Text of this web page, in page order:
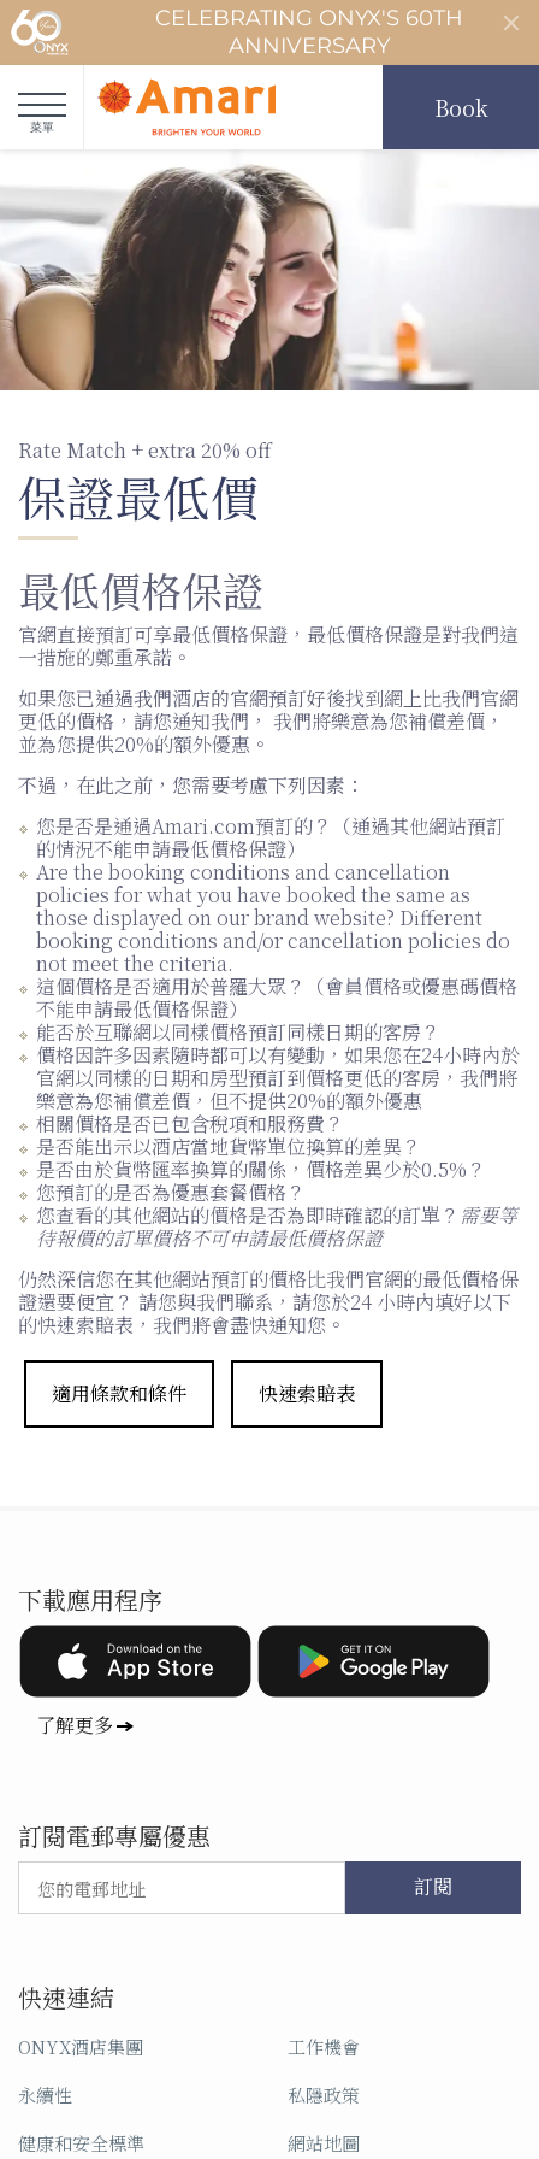
CELEBRATING ONYX'S 60TH
ANNIVERSARY
菜單
Book
Rate Match + extra 20% off
保證最低價
最低價格保證
官網直接預訂可享最低價格保證，最低價格保證是對我們這
一措施的鄭重承諾。
如果您已通過我們酒店的官網預訂好後找到網上比我們官網
更低的價格，請您通知我們， 我們將樂意為您補償差價，
並為您提供20%的額外優惠。
不過，在此之前，您需要考慮下列因素：
您是否是通過Amari.com預訂的？（通過其他網站預訂
的情況不能申請最低價格保證）
Are the booking conditions and cancellation
policies for what you have booked the same as
those displayed on our brand website? Different
booking conditions and/or cancellation policies do
not meet the criteria.
這個價格是否適用於普羅大眾？（會員價格或優惠碼價格
不能申請最低價格保證）
能否於互聯網以同樣價格預訂同樣日期的客房？
價格因許多因素隨時都可以有變動，如果您在24小時內於
官網以同樣的日期和房型預訂到價格更低的客房，我們將
樂意為您補償差價，但不提供20%的額外優惠
相關價格是否已包含稅項和服務費？
是否能出示以酒店當地貨幣單位換算的差異？
是否由於貨幣匯率換算的關係，價格差異少於0.5%？
您預訂的是否為優惠套餐價格？
您查看的其他網站的價格是否為即時確認的訂單？ 需要等
待報價的訂單價格不可申請最低價格保證
仍然深信您在其他網站預訂的價格比我們官網的最低價格保
證還要便宜？ 請您與我們聯系，請您於24 小時內填好以下
的快速索賠表，我們將會盡快通知您。
適用條款和條件 快速索賠表
下載應用程序
了解更多
訂閱電郵專屬優惠
訂閱
快速連結
ONYX酒店集團
永續性
健康和安全標準
工作機會
私隱政策
網站地圖